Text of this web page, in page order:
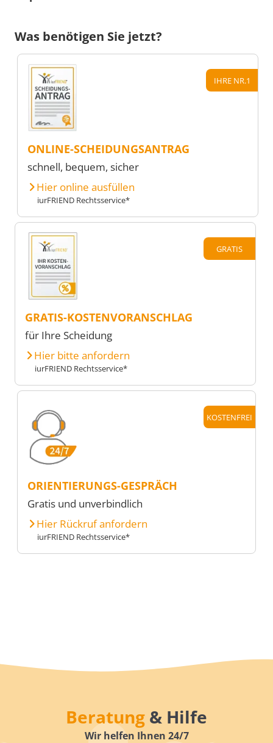
Was benötigen Sie jetzt?
IHRE NR.1
ONLINE-SCHEIDUNGSANTRAG
schnell, bequem, sicher
Hier online ausfüllen
iurFRIEND Rechtsservice*
GRATIS
GRATIS-KOSTENVORANSCHLAG
für Ihre Scheidung
Hier bitte anfordern
iurFRIEND Rechtsservice*
KOSTENFREI
ORIENTIERUNGS-GESPRÄCH
Gratis und unverbindlich
Hier Rückruf anfordern
iurFRIEND Rechtsservice*
Beratung & Hilfe
Wir helfen Ihnen 24/7